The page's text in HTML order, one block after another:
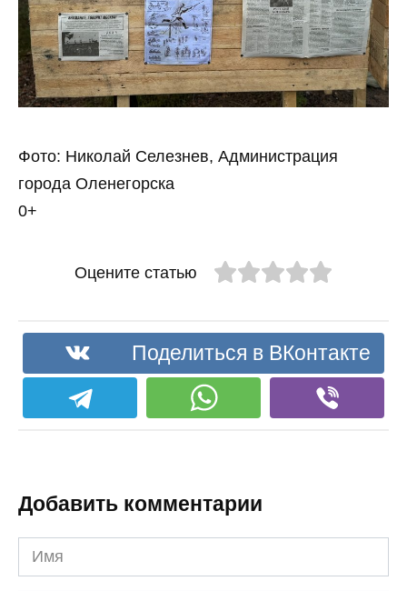
Фото: Николай Селезнев, Администрация
города Оленегорска
0+
Оцените статью
Поделиться в ВКонтакте
Добавить комментарии
Имя